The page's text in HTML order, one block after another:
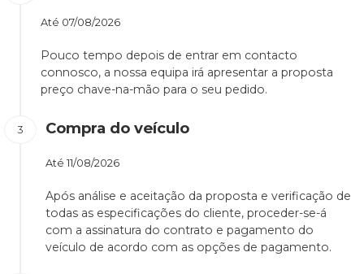
Até 07/08/2026
Pouco tempo depois de entrar em contacto
connosco, a nossa equipa irá apresentar a proposta
preço chave-na-mão para o seu pedido.
Compra do veículo
Até 11/08/2026
Após análise e aceitação da proposta e verificação de
todas as especificações do cliente, proceder-se-á
com a assinatura do contrato e pagamento do
veículo de acordo com as opções de pagamento.